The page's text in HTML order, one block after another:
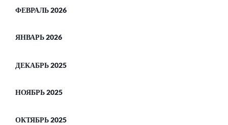
ФЕВРАЛЬ 2026
ЯНВАРЬ 2026
ДЕКАБРЬ 2025
НОЯБРЬ 2025
ОКТЯБРЬ 2025